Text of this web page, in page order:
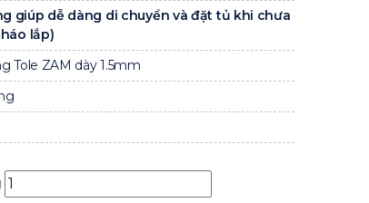
giúp dễ dàng di chuyển và đặt tủ khi chưa
lắp)
Tole ZAM dày 1.5mm